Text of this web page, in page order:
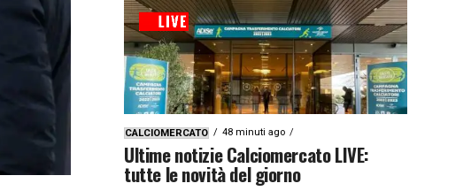
CALCIOMERCATO 48 minuti ago
Ultime notizie Calciomercato LIVE:
tutte le novità del giorno